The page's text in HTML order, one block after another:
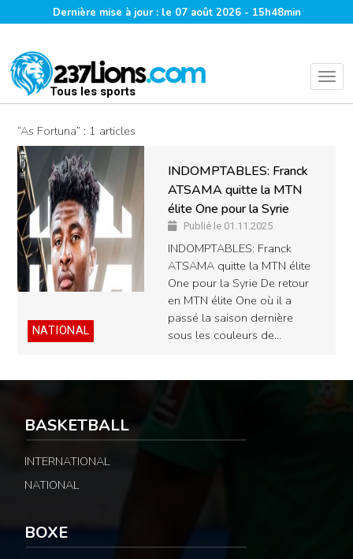
Dernière mise à jour : le 07 août 2026 - 15h48min
Tous les sports
“As Fortuna” : 1 articles
NATIONAL
INDOMPTABLES: Franck
ATSAMA quitte la MTN
élite One pour la Syrie
Publié le 01.11.2025
INDOMPTABLES: Franck
ATSAMA quitte la MTN élite
One pour la Syrie De retour
en MTN élite One où il a
passé la saison dernière
sous les couleurs de…
BASKETBALL
INTERNATIONAL
NATIONAL
BOXE